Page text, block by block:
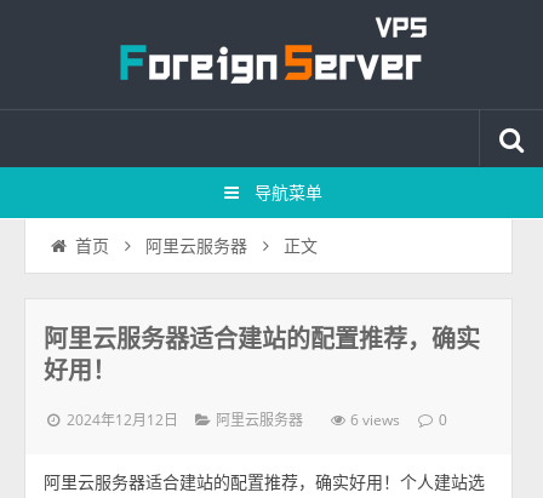
导航菜单
首页 阿里云服务器 正文
阿里云服务器适合建站的配置推荐，确实
好用！
2024年12月12日 阿里云服务器 6 views 0
阿里云服务器适合建站的配置推荐，确实好用！个人建站选